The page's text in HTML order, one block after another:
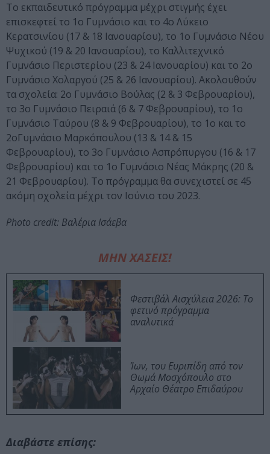
Το εκπαιδευτικό πρόγραμμα μέχρι στιγμής έχει
επισκεφτεί το 1ο Γυμνάσιο και το 4ο Λύκειο
Κερατσινίου (17 & 18 Ιανουαρίου), το 1ο Γυμνάσιο Νέου
Ψυχικού (19 & 20 Ιανουαρίου), το Καλλιτεχνικό
Γυμνάσιο Περιστερίου (23 & 24 Ιανουαρίου) και το 2ο
Γυμνάσιο Χολαργού (25 & 26 Ιανουαρίου). Ακολουθούν
τα σχολεία: 2ο Γυμνάσιο Βούλας (2 & 3 Φεβρουαρίου),
το 3ο Γυμνάσιο Πειραιά (6 & 7 Φεβρουαρίου), το 1ο
Γυμνάσιο Ταύρου (8 & 9 Φεβρουαρίου), το 1ο και το
2οΓυμνάσιο Μαρκόπουλου (13 & 14 & 15
Φεβρουαρίου), το 3ο Γυμνάσιο Ασπρόπυργου (16 & 17
Φεβρουαρίου) και το 1ο Γυμνάσιο Νέας Μάκρης (20 &
21 Φεβρουαρίου). Το πρόγραμμα θα συνεχιστεί σε 45
ακόμη σχολεία μέχρι τον Ιούνιο του 2023.
Photo credit: Βαλέρια Ισάεβα
ΜΗΝ ΧΑΣΕΙΣ!
Φεστιβάλ Αισχύλεια 2026: Το
φετινό πρόγραμμα
αναλυτικά
Ίων, του Ευριπίδη από τον
Θωμά Μοσχόπουλο στο
Αρχαίο Θέατρο Επιδαύρου
Διαβάστε επίσης: